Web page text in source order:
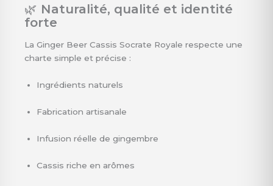
🌿 Naturalité, qualité et identité
forte
La Ginger Beer Cassis Socrate Royale respecte une
charte simple et précise :
Ingrédients naturels
Fabrication artisanale
Infusion réelle de gingembre
Cassis riche en arômes